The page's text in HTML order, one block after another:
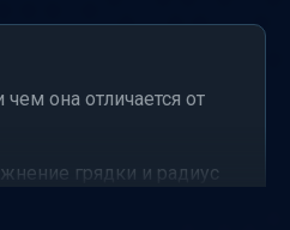
чем она отличается от
грядки и радиус